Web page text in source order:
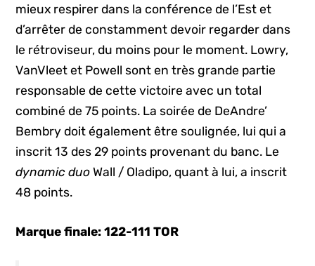
mieux respirer dans la conférence de l’Est et
d’arrêter de constamment devoir regarder dans
le rétroviseur, du moins pour le moment. Lowry,
VanVleet et Powell sont en très grande partie
responsable de cette victoire avec un total
combiné de 75 points. La soirée de DeAndre’
Bembry doit également être soulignée, lui qui a
inscrit 13 des 29 points provenant du banc. Le
dynamic duoWall / Oladipo, quant à lui, a inscrit
48 points.
Marque finale: 122-111 TOR